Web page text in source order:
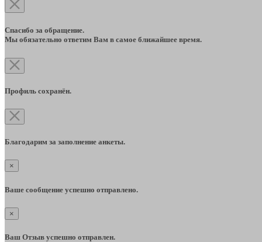
Спасибо за обращение.
Мы обязательно ответим Вам в самое ближайшее время.
Профиль сохранён.
Благодарим за заполнение анкеты.
×
Ваше сообщение успешно отправлено.
×
Ваш Отзыв успешно отправлен.